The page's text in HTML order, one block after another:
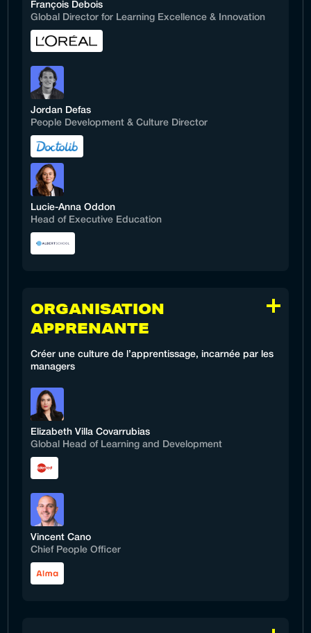
François Debois
Global Director for Learning Excellence & Innovation
Jordan Defas
People Development & Culture Director
Lucie-Anna Oddon
Head of Executive Education
ORGANISATION
APPRENANTE
Créer une culture de l’apprentissage, incarnée par les
managers
Elizabeth Villa Covarrubias
Global Head of Learning and Development
Vincent Cano
Chief People Officer